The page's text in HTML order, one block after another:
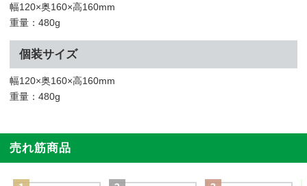
幅120×奥160×高160mm
重量：480g
個装サイズ
幅120×奥160×高160mm
重量：480g
売れ筋商品